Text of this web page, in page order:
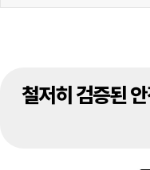
철저히 검증된